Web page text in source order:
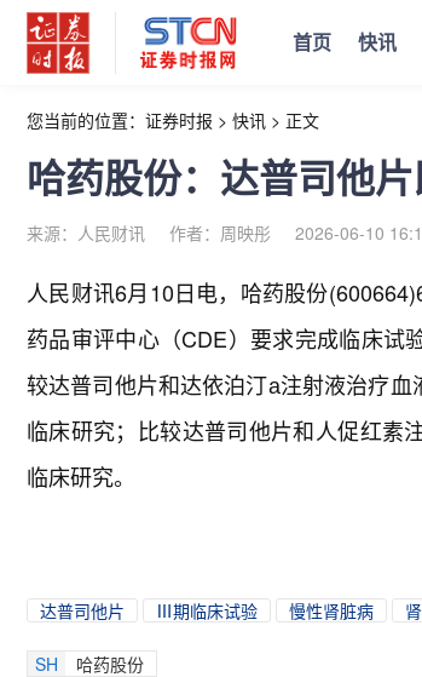
首页 快讯
您当前的位置： 证券时报 > 快讯 > 正文
哈药股份：达普司他
来源：人民财讯 作者：周映彤 2026-06-10
人民财讯6月10日电， 哈药股份
药品审评中心（CDE）要求完成临床
较达普司他片和达依泊汀а注射液治疗
临床研究；比较达普司他片和人促红
临床研究。
达普司他片 Ⅲ期临床试验 慢性肾脏病
SH 哈药股份